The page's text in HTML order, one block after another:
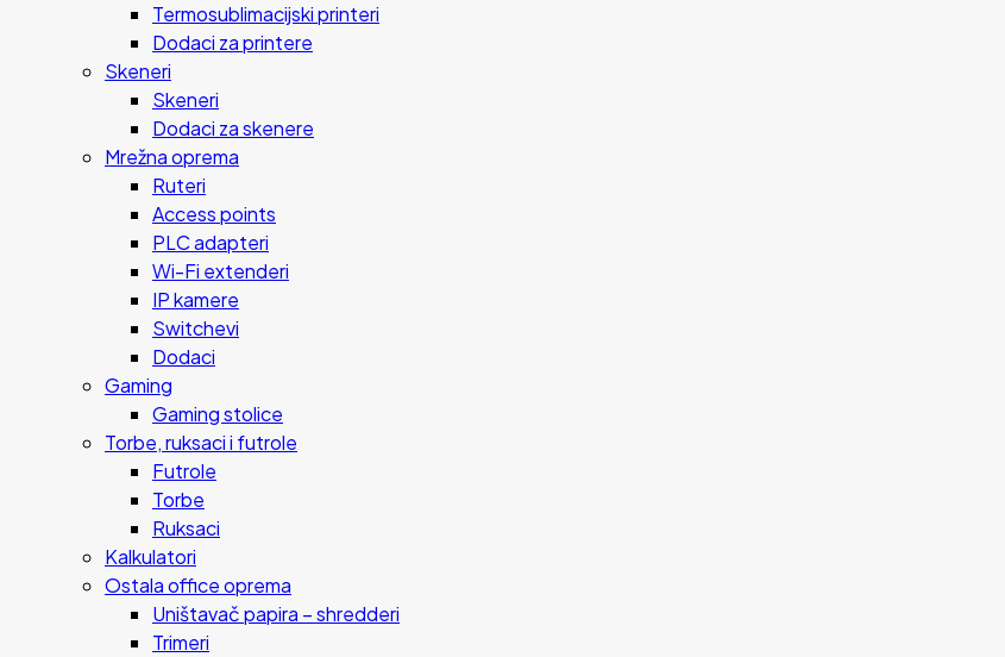
Termosublimacijski printeri
Dodaci za printere
Skeneri
Skeneri
Dodaci za skenere
Mrežna oprema
Ruteri
Access points
PLC adapteri
Wi-Fi extenderi
IP kamere
Switchevi
Dodaci
Gaming
Gaming stolice
Torbe, ruksaci i futrole
Futrole
Torbe
Ruksaci
Kalkulatori
Ostala office oprema
Uništavač papira – shredderi
Trimeri